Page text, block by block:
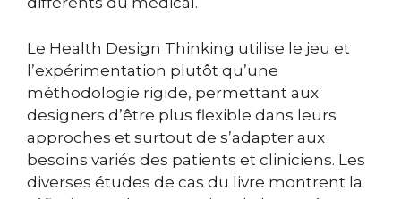
Le Health Design Thinking utilise le jeu et
l’expérimentation plutôt qu’une
méthodologie rigide, permettant aux
designers d’être plus flexible dans leurs
approches et surtout de s’adapter aux
besoins variés des patients et cliniciens. Les
diverses études de cas du livre montrent la